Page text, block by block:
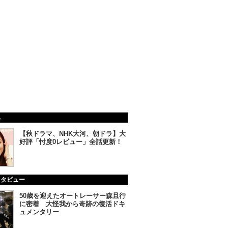
【秋ドラマ、NHK大河、朝ドラ】大
好評「忖度0レビュー」全話更新！
ビュー
50歳を迎えたオートレーサー森且行
に密着 大怪我から奇跡の復活ドキ
ュメンタリー